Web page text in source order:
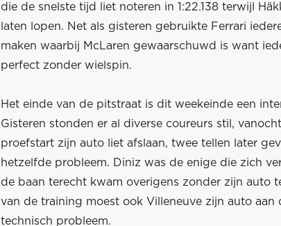
die de snelste tijd liet noteren in 1:22.138 terwijl
laten lopen. Net als gisteren gebruikte Ferrari
maken waarbij McLaren gewaarschuwd is want
perfect zonder wielspin.
Het einde van de pitstraat is dit weekeinde een
Gisteren stonden er al diverse coureurs stil,
proefstart zijn auto liet afslaan, twee tellen later
hetzelfde probleem. Diniz was de enige die zich
de baan terecht kwam overigens zonder zijn auto
van de training moest ook Villeneuve zijn auto aan
technisch probleem.